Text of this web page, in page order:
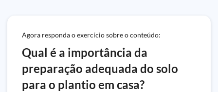
Agora responda o exercício sobre o conteúdo:
Qual é a importância da
preparação adequada do solo
para o plantio em casa?